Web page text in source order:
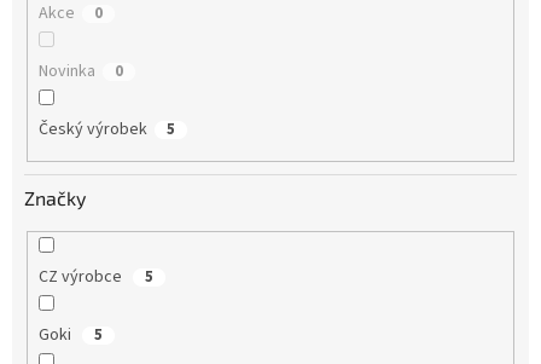
Akce 0
Novinka 0
Český výrobek 5
Značky
CZ výrobce 5
Goki 5